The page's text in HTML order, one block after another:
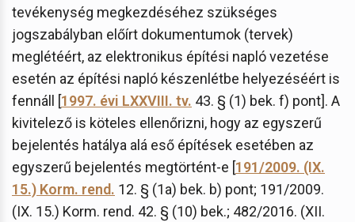
tevékenység megkezdéséhez szükséges
jogszabályban előírt dokumentumok (tervek)
meglétéért, az elektronikus építési napló vezetése
esetén az építési napló készenlétbe helyezéséért is
fennáll [1997. évi LXXVIII. tv. 43. § (1) bek. f) pont]. A
kivitelező is köteles ellenőrizni, hogy az egyszerű
bejelentés hatálya alá eső építések esetében az
egyszerű bejelentés megtörtént-e [191/2009. (IX.
15.) Korm. rend. 12. § (1a) bek. b) pont; 191/2009.
(IX. 15.) Korm. rend. 42. § (10) bek.; 482/2016. (XII.